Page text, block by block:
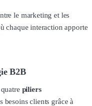
le marketing et les
chaque interaction apporte
B2B
piliers
besoins clients grâce à